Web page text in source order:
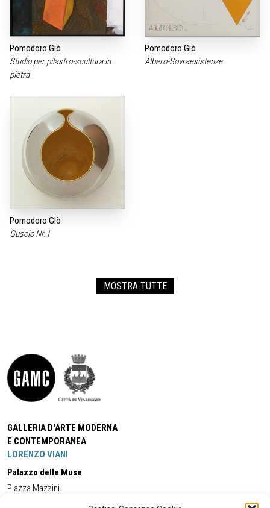
Pomodoro Giò
Studio per pilastro-scultura in
pietra
Pomodoro Giò
Albero-Sovraesistenze
Pomodoro Giò
Guscio Nr.1
MOSTRA TUTTE
GALLERIA D'ARTE MODERNA
E CONTEMPORANEA
LORENZO VIANI
Palazzo delle Muse
Piazza Mazzini